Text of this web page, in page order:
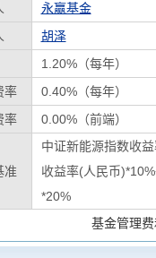
永赢基金
胡泽
1.20%（每年）
率
0.40%（每年）
率
0.00%（前端）
准
中证新能源指数收
收益率(人民币
*20%
基金管理